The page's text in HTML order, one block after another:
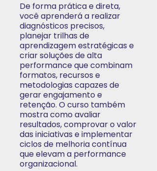
De forma prática e direta,
você aprenderá a realizar
diagnósticos precisos,
planejar trilhas de
aprendizagem estratégicas e
criar soluções de alta
performance que combinam
formatos, recursos e
metodologias capazes de
gerar engajamento e
retenção. O curso também
mostra como avaliar
resultados, comprovar o valor
das iniciativas e implementar
ciclos de melhoria contínua
que elevam a performance
organizacional.